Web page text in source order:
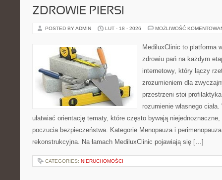
ZDROWIE PIERSI
POSTED BY ADMIN LUT - 18 - 2026 MOŻLIWOŚĆ
MediluxClinic to platforma
zdrowiu pań na każdym
internetowy, który łączy
zrozumieniem dla
przestrzeni stoi
rozumienie własnego
ułatwiać orientację tematy, które często bywają
poczucia bezpieczeństwa. Kategorie Menopauza i
rekonstrukcyjna. Na łamach MediluxClinic pojawiają się […]
CATEGORIES: NIERUCHOMOŚCI